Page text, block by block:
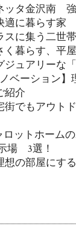
ネッタ金沢南
に暮らす家
スに集う二世
く暮らす、平
ジュアリーな
ノベーション
紹介
街でもアウト
ロットホーム
場 3選！
想の部屋にする